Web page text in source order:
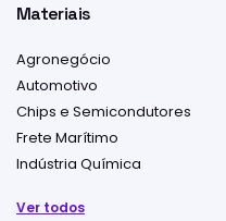
Materiais
Agronegócio
Automotivo
Chips e Semicondutores
Frete Marítimo
Indústria Química
Ver todos